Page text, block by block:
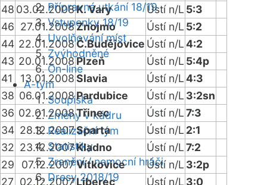
Přípravná utkání 18/19
Vstupenky 18/19
Uvolňování míst
Zvýhodněné
On-line
A-tým
Soupiska
Změny v kádru
Realizační tým
Statistiky
Zranění / nemocní hráči
Dresy 2018/19
48 03.02.2008K. Vary Ústí n/L 5:3
46 27.01.2008Znojmo Ústí n/L 5:2
44 22.01.2008 Č.Budějovice Ústí n/L4:2
43 20.01.2008Plzeň Ústí n/L 5:4p
41
13.01.2008Slavia Ústí n/L4:3
38 06.01.2008Pardubice Ústí n/L 3:2sn
36 02.01.2008Třinec Ústí n/L7:3
34 28.12.2007Sparta Ústí n/L 2:1
32 23.12.2007Kladno Ústí n/L7:2
29
07.12.2007Vítkovice Ústí n/L 3:2p
27 02.12.2007Liberec Ústí n/L 3:0